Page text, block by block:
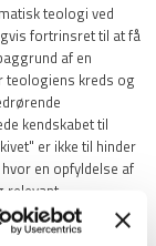
teologi ved
fortrinsret til at få
af en
teologiens kreds og
kendskabet til
er ikke til hinder
en opfyldelse af